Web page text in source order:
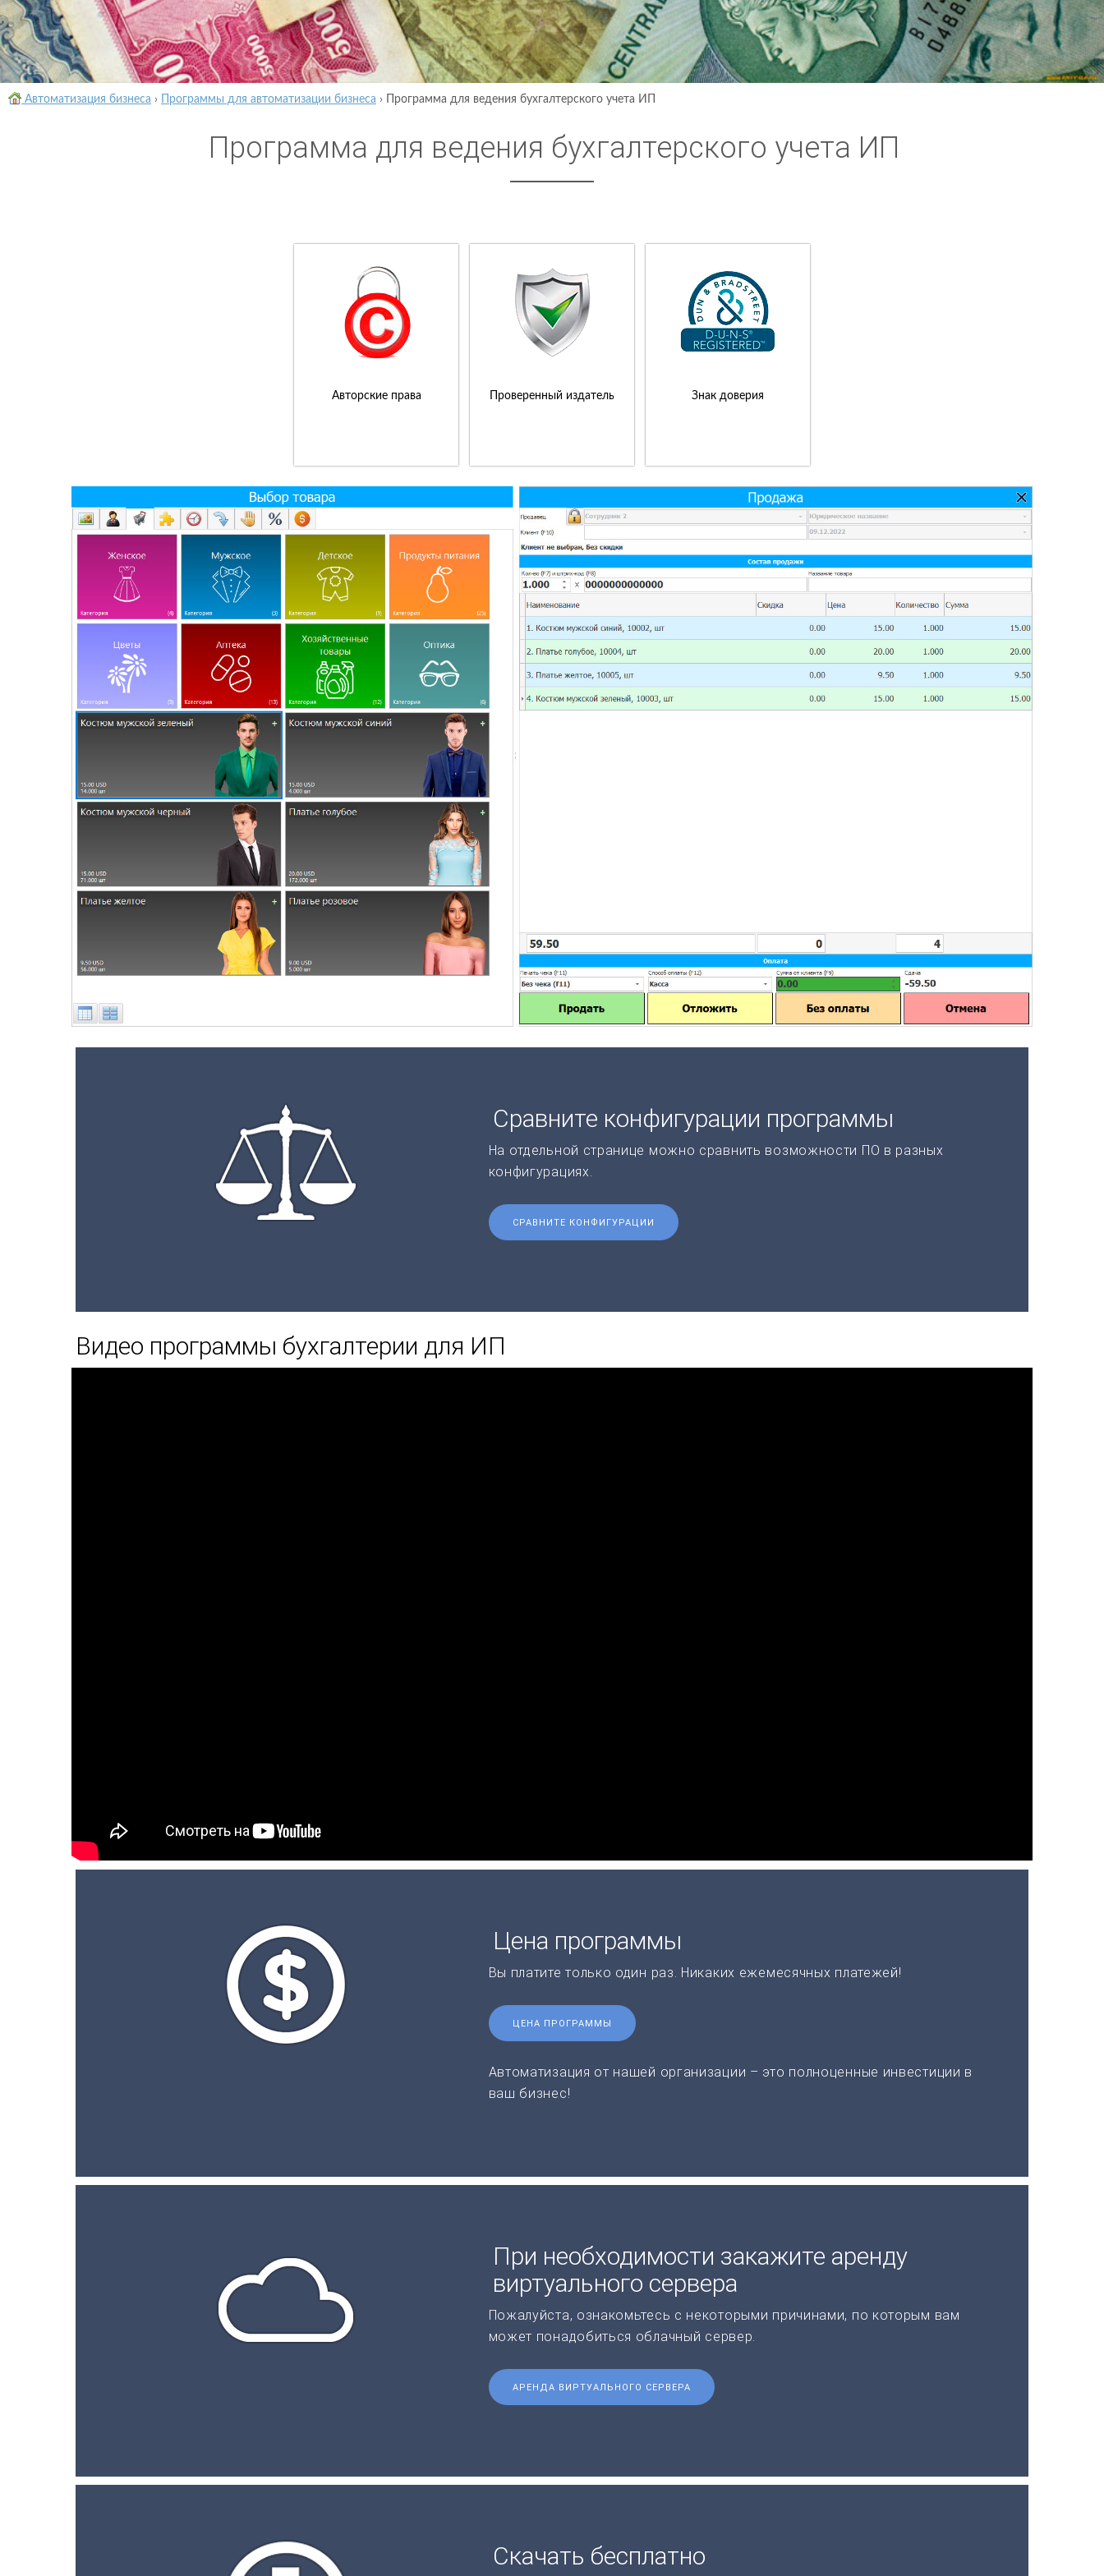
Автоматизация бизнеса › Программы для автоматизации бизнеса › Программа для ведения бухгалтерского учета ИП
Программа для ведения бухгалтерского учета ИП
Авторские права Проверенный издатель Знак доверия
Сравните конфигурации программы
На отдельной странице можно сравнить возможности ПО в разных
конфигурациях.
СРАВНИТЕ КОНФИГУРАЦИИ
Видео программы бухгалтерии для ИП
Цена программы
Вы платите только один раз. Никаких ежемесячных платежей!
ЦЕНА ПРОГРАММЫ
Автоматизация от нашей организации – это полноценные инвестиции в
ваш бизнес!
При необходимости закажите аренду
виртуального сервера
Пожалуйста, ознакомьтесь с некоторыми причинами, по которым вам
может понадобиться облачный сервер.
АРЕНДА ВИРТУАЛЬНОГО СЕРВЕРА
Скачать бесплатно